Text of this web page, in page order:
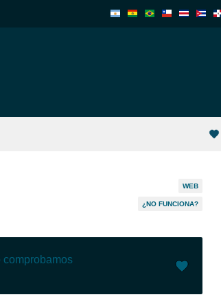
WEB
¿NO FUNCIONA?
comprobamos